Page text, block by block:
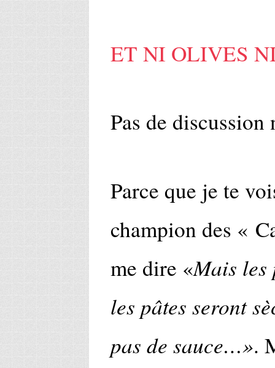
ET NI OLIVES
Pas de discussion
Parce que je te
champion des «
me dire «Mais
les pâtes seront
pas de sauce…».